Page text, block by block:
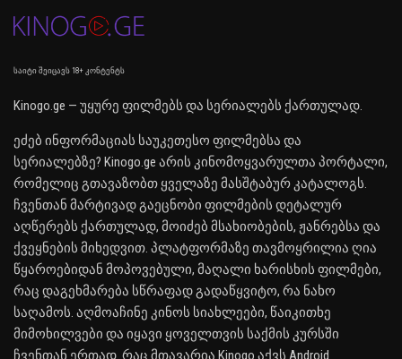
საიტი შეიცავს 18+ კონტენტს
Kinogo.ge — უყურე ფილმებს და სერიალებს ქართულად.
ეძებ ინფორმაციას საუკეთესო ფილმებსა და
სერიალებზე? Kinogo.ge არის კინომოყვარულთა პორტალი,
რომელიც გთავაზობთ ყველაზე მასშტაბურ კატალოგს.
ჩვენთან მარტივად გაეცნობი ფილმების დეტალურ
აღწერებს ქართულად, მოიძებ მსახიობების, ჟანრებსა და
ქვეყნების მიხედვით. პლატფორმაზე თავმოყრილია ღია
წყაროებიდან მოპოვებული, მაღალი ხარისხის ფილმები,
რაც დაგეხმარება სწრაფად გადაწყვიტო, რა ნახო
საღამოს. აღმოაჩინე კინოს სიახლეები, წაიკითხე
მიმოხილვები და იყავი ყოველთვის საქმის კურსში